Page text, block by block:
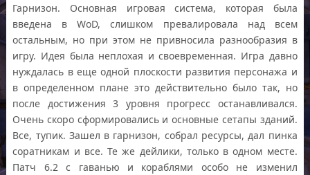
Гарнизон. Основная игровая система, которая была
введена в WoD, слишком превалировала над всем
остальным, но при этом не привносила разнообразия в
игру. Идея была неплохая и своевременная. Игра давно
нуждалась в еще одной плоскости развития персонажа и
в определенном плане это действительно было так, но
после достижения 3 уровня прогресс останавливался.
Очень скоро сформировались и основные сетапы зданий.
Все, тупик. Зашел в гарнизон, собрал ресурсы, дал пинка
соратникам и все. Те же дейлики, только в одном месте.
Патч 6.2 с гаванью и кораблями особо не изменил